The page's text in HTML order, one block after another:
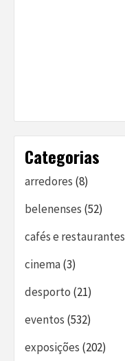
Categorias
arredores (8)
belenenses (52)
cafés e restaurantes
cinema(3)
desporto (21)
eventos (532)
exposições (202)